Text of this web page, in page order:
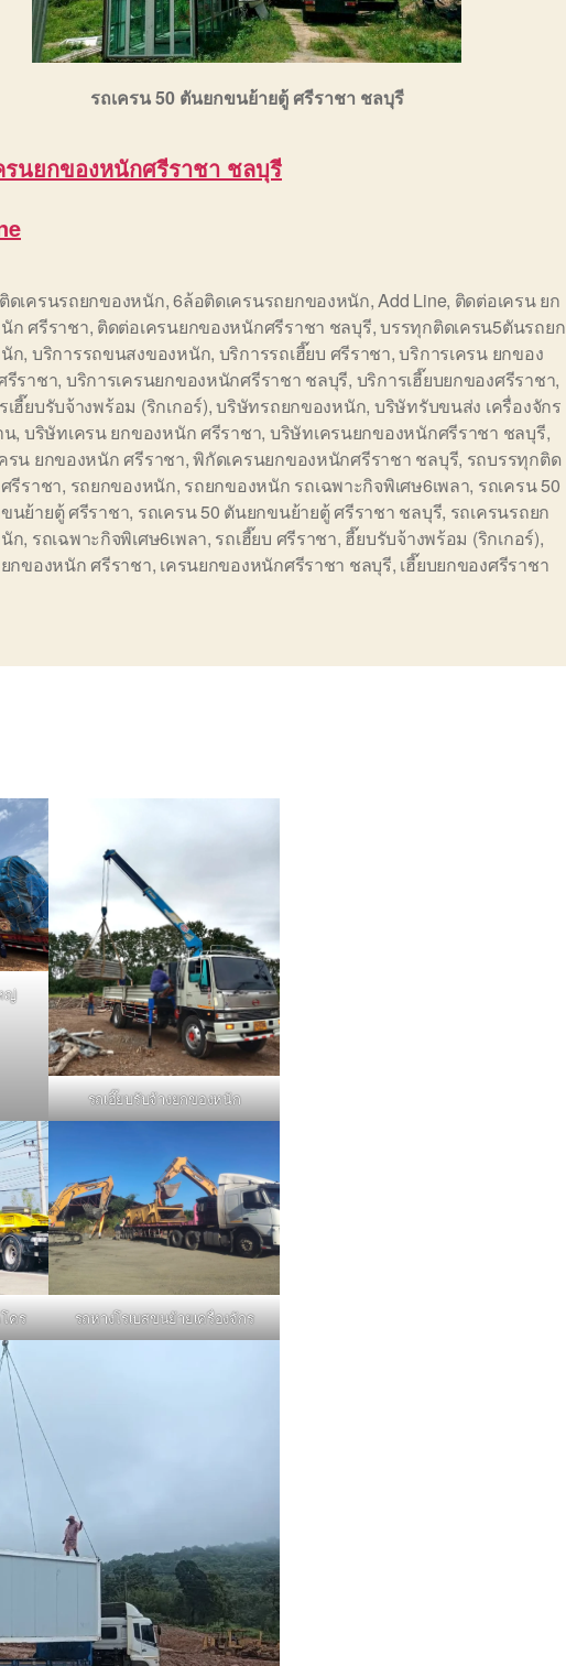
รถเครน 50 ตันยกขนย้ายตู้ ศรีราชา ชลบุรี
รนยกของหนักศรีราชา ชลบุรี
ดเครนรถยกของหนัก,6ล้อติดเครนรถยกของหนัก,Add Line, ติดต่อเครน ยก
ก ศรีราชา, ติดต่อเครนยกของหนักศรีราชา ชลบุรี,บรรทุกติดเครน5ตันรถยก
ก, บริการรถขนสงของหนัก, บริการรถเฮี๊ยบ ศรีราชา,บริการเครน ยกของ
รีราชา, บริการเครนยกของหนักศรีราชา ชลบุรี, บริการเฮี๊ยบยกของศรีราชา,
เฮี๊ยบรับจ้างพร้อม (ริกเกอร์),บริษัทรถยกของหนัก, บริษัทรับขนส่ง เครื่องจักร
น, บริษัทเครน ยกของหนัก ศรีราชา, บริษัทเครนยกของหนักศรีราชา ชลบุรี,
รน ยกของหนัก ศรีราชา,พิกัดเครนยกของหนักศรีราชา ชลบุรี, รถบรรทุกติด
รีราชา, รถยกของหนัก, รถยกของหนัก รถเฉพาะกิจพิเศษ6เพลา, รถเครน 50
นย้ายตู้ ศรีราชา, รถเครน 50 ตันยกขนย้ายตู้ ศรีราชา ชลบุรี, รถเครนรถยก
ก, รถเฉพาะกิจพิเศษ6เพลา, รถเฮี๊ยบ ศรีราชา, ฮี๊ยบรับจ้างพร้อม (ริกเกอร์),
กของหนัก ศรีราชา, เครนยกของหนักศรีราชา ชลบุรี, เฮี๊ยบยกของศรีราชา
ญ่
รถเฮี๊ยบรับจ้างยกของหนัก
คร รถหางโรเบสขนย้ายเครื่องจักร